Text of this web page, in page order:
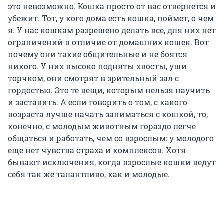
это невозможно. Кошка просто от вас отвернется и
убежит. Тот, у кого дома есть кошка, поймет, о чем
я. У нас кошкам разрешено делать все, для них нет
ограничений в отличие от домашних кошек. Вот
почему они такие общительные и не боятся
никого. У них высоко подняты хвосты, уши
торчком, они смотрят в зрительный зал с
гордостью. Это те вещи, которым нельзя научить
и заставить. А если говорить о том, с какого
возраста лучше начать заниматься с кошкой, то,
конечно, с молодым животным гораздо легче
общаться и работать, чем со взрослым: у молодого
еще нет чувства страха и комплексов. Хотя
бывают исключения, когда взрослые кошки ведут
себя так же талантливо, как и молодые.